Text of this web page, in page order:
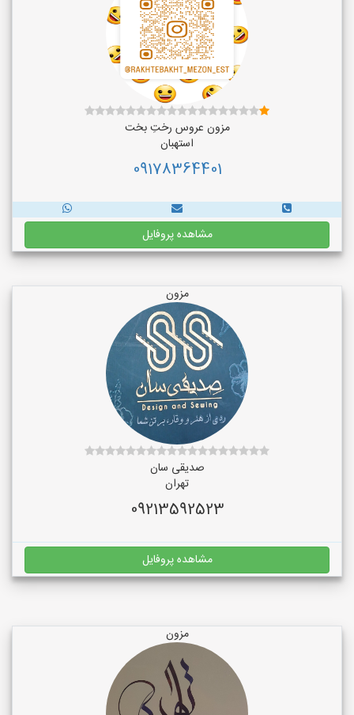
مزون عروس رختِ بخت
استهبان
09178364401
مشاهده پروفایل
مزون
صدیقی سان
تهران
09213592523
مشاهده پروفایل
مزون